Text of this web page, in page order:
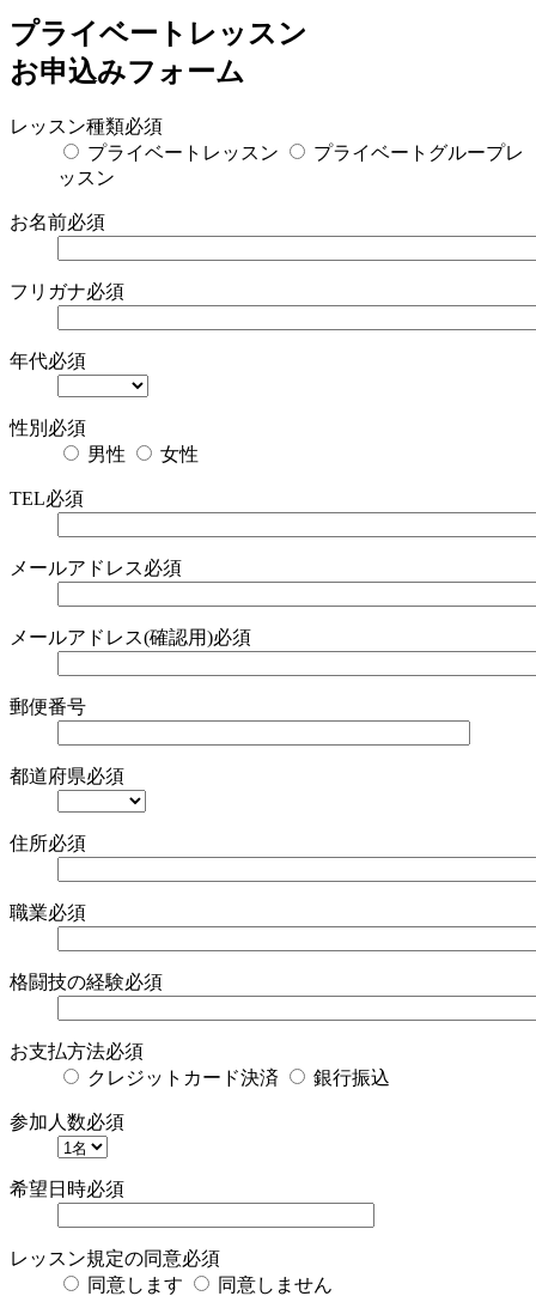
プライベートレッスン
お申込みフォーム
レッスン種類必須
プライベートレッスン
プライベートグループレ
ッスン
お名前必須
フリガナ必須
年代必須
性別 必須
男性
女性
TEL必須
メールアドレス必須
メールアドレス(確認用)必須
郵便番号
都道府県必須
住所必須
職業必須
格闘技の経験必須
お支払方法必須
クレジットカード決済
銀行振込
参加人数必須
希望日時必須
レッスン規定の同意必須
同意します
同意しません